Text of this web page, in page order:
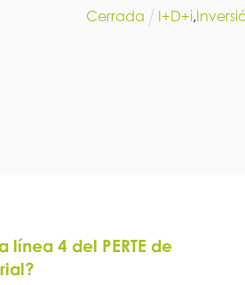
Cerrada I+D+i,
4 del PERTE de